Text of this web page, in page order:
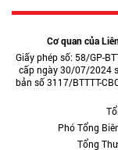
Cơ quan của
Giấy phép số: 58/GP-
cấp ngày 30/07/2024
bản số 3117/BTTTT-
Phó Tổng
Tổng